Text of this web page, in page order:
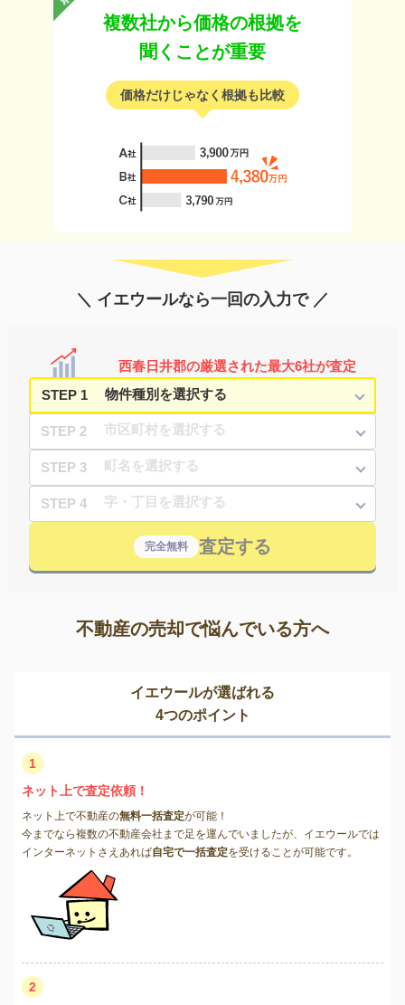
複数社から価格の根拠を
聞くことが重要
価格だけじゃなく根拠も比較
＼ イエウールなら一回の入力で ／
西春日井郡の厳選された最大6社が査定
STEP 1
STEP 2
STEP 3
STEP 4
完全無料 査定する
不動産の売却で悩んでいる方へ
イエウールが選ばれる
4つのポイント
1
ネット上で査定依頼！
ネット上で不動産の無料一括査定が可能！
今までなら複数の不動産会社まで足を運んでいましたが、イエウールでは
インターネットさえあれば自宅で一括査定を受けることが可能です。
2